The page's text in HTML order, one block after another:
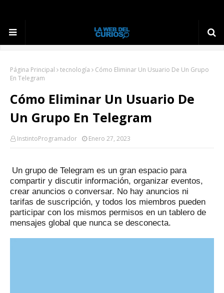
Página Principal tecnología
Cómo Eliminar Un Usuario De Un Grupo
En Telegram
Cómo Eliminar Un Usuario De
Un Grupo En Telegram
InstintoProgramador Enero 27, 2023
Un grupo de Telegram es un gran espacio para
compartir y discutir información, organizar eventos,
crear anuncios o conversar. No hay anuncios ni
tarifas de suscripción, y todos los miembros pueden
participar con los mismos permisos en un tablero de
mensajes global que nunca se desconecta.